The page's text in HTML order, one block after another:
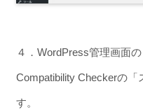
４．WordPress管理画面
Compatibility Checkerの「
す。